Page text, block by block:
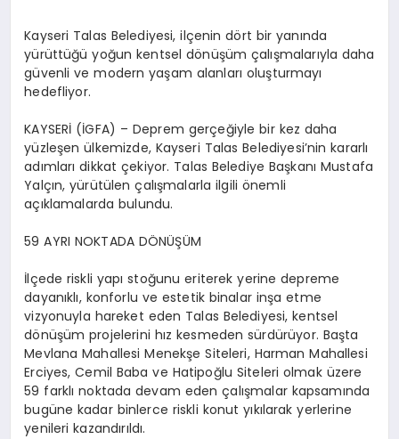
Kayseri Talas Belediyesi, ilçenin dört bir yanında
yürüttüğü yoğun kentsel dönüşüm çalışmalarıyla daha
güvenli ve modern yaşam alanları oluşturmayı
hedefliyor.
KAYSERİ (İGFA) – Deprem gerçeğiyle bir kez daha
yüzleşen ülkemizde, Kayseri Talas Belediyesi’nin kararlı
adımları dikkat çekiyor. Talas Belediye Başkanı Mustafa
Yalçın, yürütülen çalışmalarla ilgili önemli
açıklamalarda bulundu.
59 AYRI NOKTADA DÖNÜŞÜM
İlçede riskli yapı stoğunu eriterek yerine depreme
dayanıklı, konforlu ve estetik binalar inşa etme
vizyonuyla hareket eden Talas Belediyesi, kentsel
dönüşüm projelerini hız kesmeden sürdürüyor. Başta
Mevlana Mahallesi Menekşe Siteleri, Harman Mahallesi
Erciyes, Cemil Baba ve Hatipoğlu Siteleri olmak üzere
59 farklı noktada devam eden çalışmalar kapsamında
bugüne kadar binlerce riskli konut yıkılarak yerlerine
yenileri kazandırıldı.